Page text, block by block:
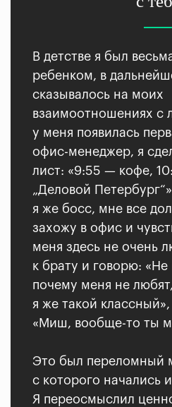
В детстве я был
ребенком, в
сказывалось на моих
взаимоотношениях с
у меня появилась
офис-менеджер, я
лист: «9:55 — кофе,
„Деловой
я же босс, мне все
захожу в офис и
меня здесь не очень
к брату и говорю: «Не
почему меня не
я же такой
«Миш, вообще-то ты
Это был переломный
с которого начались
Я переосмыслил